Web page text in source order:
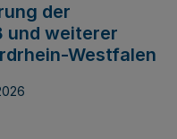
der
und weiterer
Westfalen